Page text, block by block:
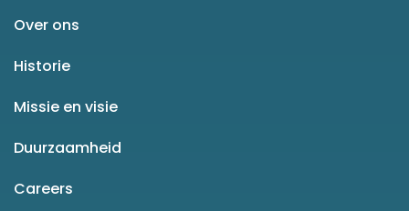
Over ons
Historie
Missie en visie
Duurzaamheid
Careers